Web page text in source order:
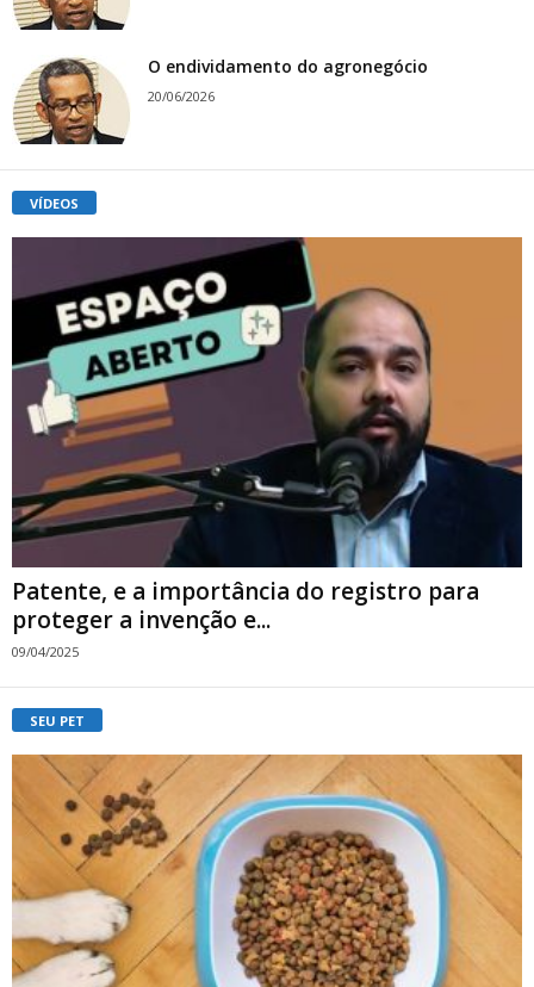
O endividamento do agronegócio
20/06/2026
VÍDEOS
Patente, e a importância do registro para
proteger a invenção e...
09/04/2025
SEU PET